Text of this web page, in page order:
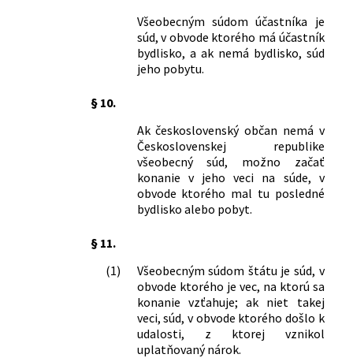
Všeobecným súdom účastníka je
súd, v obvode ktorého má účastník
bydlisko, a ak nemá bydlisko, súd
jeho pobytu.
§ 10.
Ak československý občan nemá v
Československej republike
všeobecný súd, možno začať
konanie v jeho veci na súde, v
obvode ktorého mal tu posledné
bydlisko alebo pobyt.
§ 11.
(1)
Všeobecným súdom štátu je súd, v
obvode ktorého je vec, na ktorú sa
konanie vzťahuje; ak niet takej
veci, súd, v obvode ktorého došlo k
udalosti, z ktorej vznikol
uplatňovaný nárok.